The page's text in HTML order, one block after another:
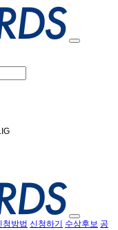
청방법 신청하기 수상후보 공